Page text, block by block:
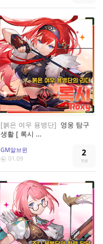
[붉은 여우 용병단] 영웅 탐구
생활 [ 록시 ...
2
GM알브윈
01.09